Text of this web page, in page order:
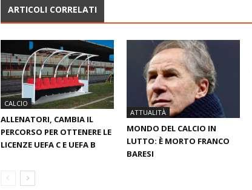
ARTICOLI CORRELATI
CALCIO
ALLENATORI, CAMBIA IL
PERCORSO PER OTTENERE LE
LICENZE UEFA C E UEFA B
ATTUALITÀ
MONDO DEL CALCIO IN
LUTTO: È MORTO FRANCO
BARESI